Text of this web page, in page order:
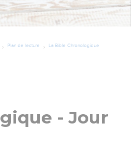
Plan de lecture La Bible Chronologique
- Jour